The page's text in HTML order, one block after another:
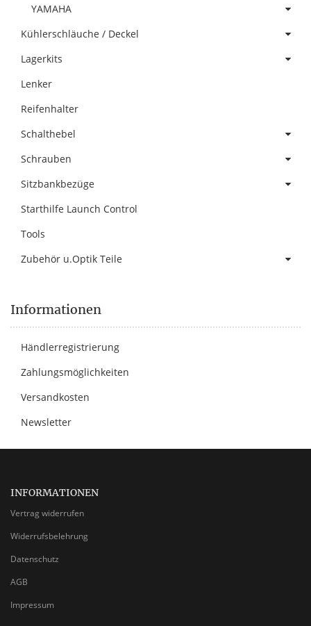
YAMAHA
Kühlerschläuche / Deckel
Lagerkits
Lenker
Reifenhalter
Schalthebel
Schrauben
Sitzbankbezüge
Starthilfe Launch Control
Tools
Zubehör u.Optik Teile
Informationen
Händlerregistrierung
Zahlungsmöglichkeiten
Versandkosten
Newsletter
INFORMATIONEN
Vertrag widerrufen
Widerrufsbelehrung
Datenschutz
AGB
Impressum